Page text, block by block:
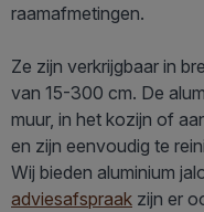
raamafmetingen.
Ze zijn verkrijgbaar in
van 15-300 cm. De
muur, in het kozijn of
en zijn eenvoudig te
Wij bieden aluminium
adviesafspraak zijn er